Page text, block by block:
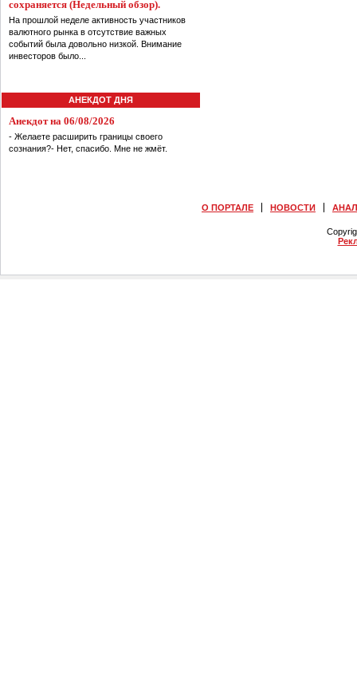
сохраняется (Недельный обзор).
На прошлой неделе активность участников
валютного рынка в отсутствие важных
событий была довольно низкой. Внимание
инвесторов было...
АНЕКДОТ ДНЯ
Анекдот на 06/08/2026
- Желаете расширить границы своего
сознания?- Нет, спасибо. Мне не жмёт.
О ПОРТАЛЕ НОВОСТИ